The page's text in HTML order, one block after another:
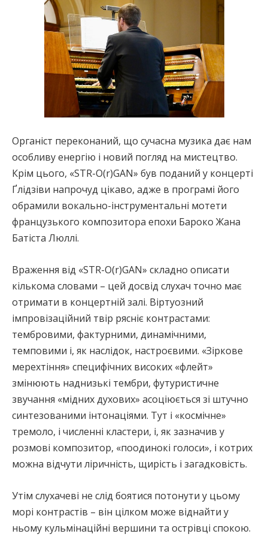
Органіст переконаний, що сучасна музика дає нам
особливу енергію і новий погляд на мистецтво.
Крім цього, «STR-O(r)GAN» був поданий у концерті
Ґлідзіви напрочуд цікаво, адже в програмі його
обрамили вокально-інструментальні мотети
французького композитора епохи Бароко Жана
Батіста Люллі.
Враження від «STR-O(r)GAN» складно описати
кількома словами – цей досвід слухач точно має
отримати в концертній залі. Віртуозний
імпровізаційний твір рясніє контрастами:
тембровими, фактурними, динамічними,
темповими і, як наслідок, настроєвими. «Зіркове
мерехтіння» специфічних високих «флейт»
змінюють наднизькі тембри, футуристичне
звучання «мідних духових» асоціюється зі штучно
синтезованими інтонаціями. Тут і «космічне»
тремоло, і численні кластери, і, як зазначив у
розмові композитор, «поодинокі голоси», і котрих
можна відчути ліричність, щирість і загадковість.
Утім слухачеві не слід боятися потонути у цьому
морі контрастів – він цілком може віднайти у
ньому кульмінаційні вершини та острівці спокою.